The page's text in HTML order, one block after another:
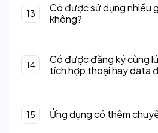
13
Có được sử dụng nhiều
không?
14
Có được đăng ký cùng
tích hợp thoại hay data
15 Ứng dụng có thêm